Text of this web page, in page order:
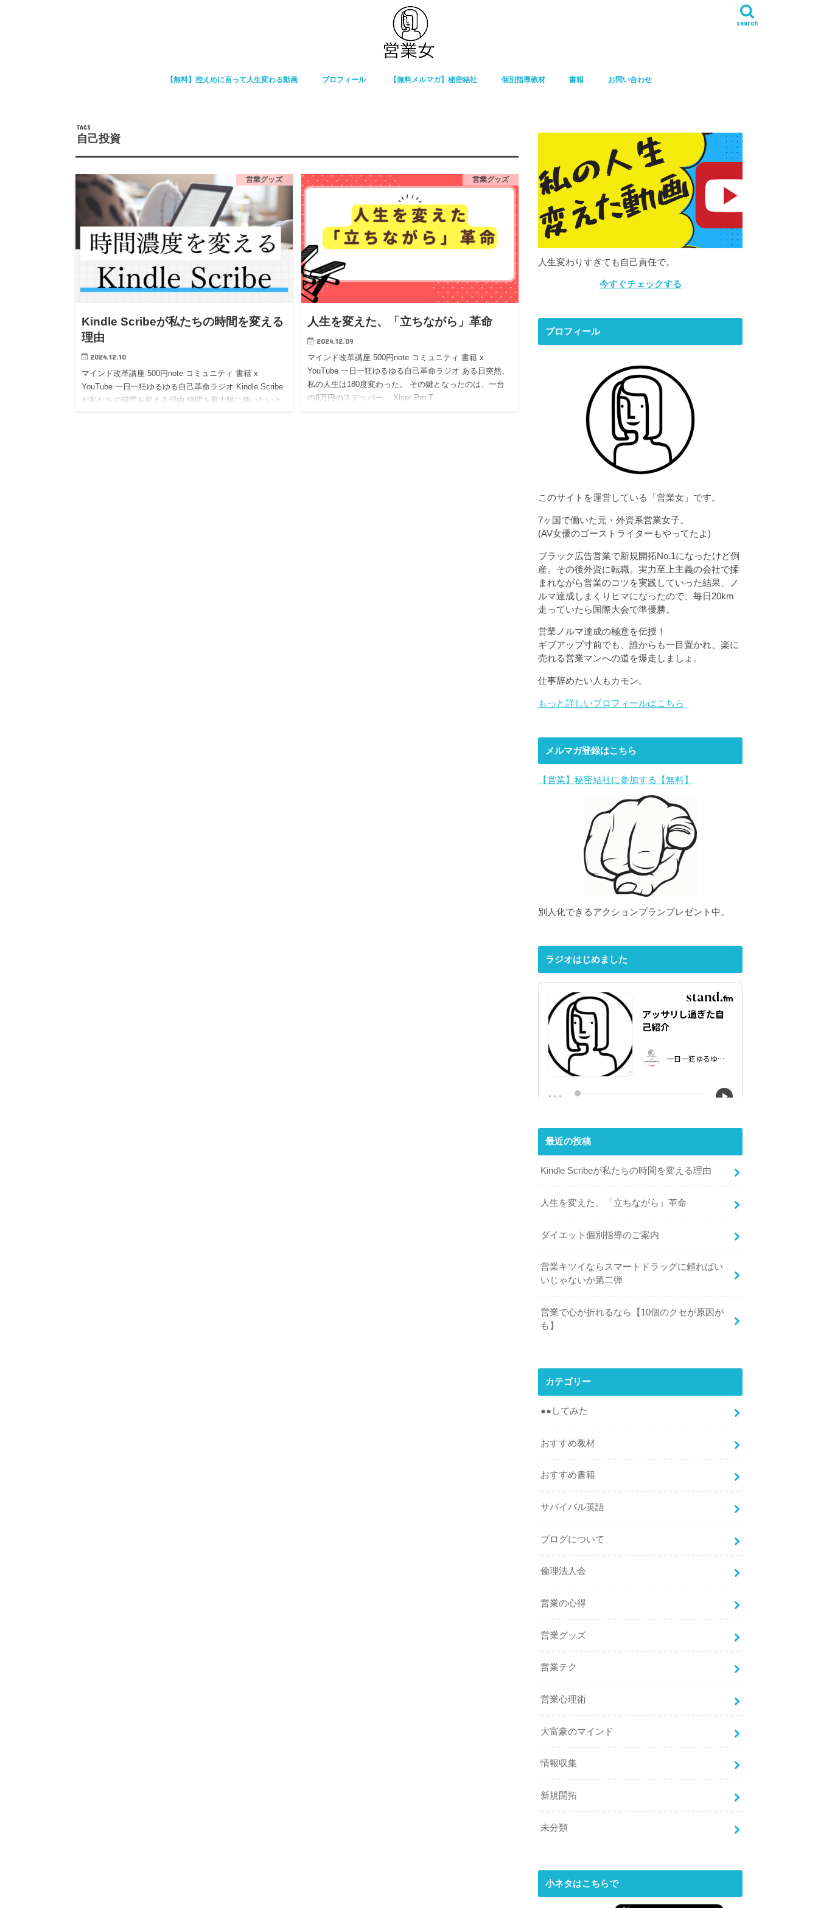
search
【無料】控えめに言って人生変わる動画 プロフィール 【無料メルマガ】秘密結社 個別指導教材 書籍 お問い合わせ
自己投資
営業グッズ
Kindle Scribeが私たちの時間を変える
理由
2024.12.10
マインド改革講座 500円note コミュニティ 書籍 x
YouTube 一日一狂ゆるゆる自己革命ラジオ Kindle Scribe
が私たちの時間を変える理由 時間を最大限に使いたいと
営業グッズ
人生を変えた、「立ちながら」革命
2024.12.09
マインド改革講座 500円note コミュニティ 書籍 x
YouTube 一日一狂ゆるゆる自己革命ラジオ ある日突然、
私の人生は180度変わった。 その鍵となったのは、一台
の8万円のステッパー。 Xiser Pro T…
人生変わりすぎても自己責任で。
今すぐチェックする
プロフィール
このサイトを運営している「営業女」です。
7ヶ国で働いた元・外資系営業女子。
(AV女優のゴーストライターもやってたよ)
ブラック広告営業で新規開拓No.1になったけど倒
産。その後外資に転職。実力至上主義の会社で揉
まれながら営業のコツを実践していった結果、ノ
ルマ達成しまくりヒマになったので、毎日20km
走っていたら国際大会で準優勝。
営業ノルマ達成の極意を伝授！
ギブアップ寸前でも、誰からも一目置かれ、楽に
売れる営業マンへの道を爆走しましょ。
仕事辞めたい人もカモン。
もっと詳しいプロフィールはこちら
メルマガ登録はこちら
【営業】秘密結社に参加する【無料】
別人化できるアクションプランプレゼント中。
ラジオはじめました
最近の投稿
Kindle Scribeが私たちの時間を変える理由
人生を変えた、「立ちながら」革命
ダイエット個別指導のご案内
営業キツイならスマートドラッグに頼ればい
いじゃないか第二弾
営業で心が折れるなら【10個のクセが原因が
も】
カテゴリー
●●してみた
おすすめ教材
おすすめ書籍
サバイバル英語
ブログについて
倫理法人会
営業の心得
営業グッズ
営業テク
営業心理術
大富豪のマインド
情報収集
新規開拓
未分類
小ネタはこちらで